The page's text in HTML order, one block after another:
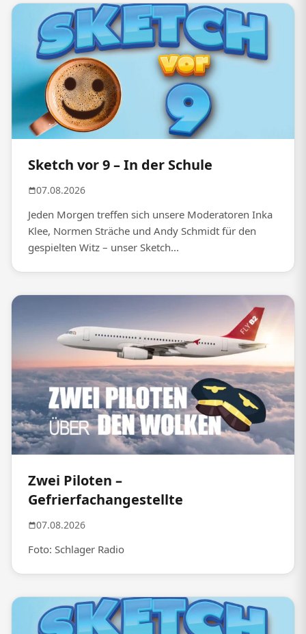
Sketch vor 9 – In der Schule
07.08.2026
Jeden Morgen treffen sich unsere Moderatoren Inka
Klee, Normen Sträche und Andy Schmidt für den
gespielten Witz – unser Sketch...
Zwei Piloten –
Gefrierfachangestellte
07.08.2026
Foto: Schlager Radio